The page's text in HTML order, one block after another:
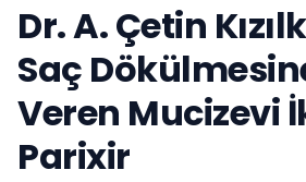
Dr. A. Çetin
Saç
Veren Mucizevi
Parixir